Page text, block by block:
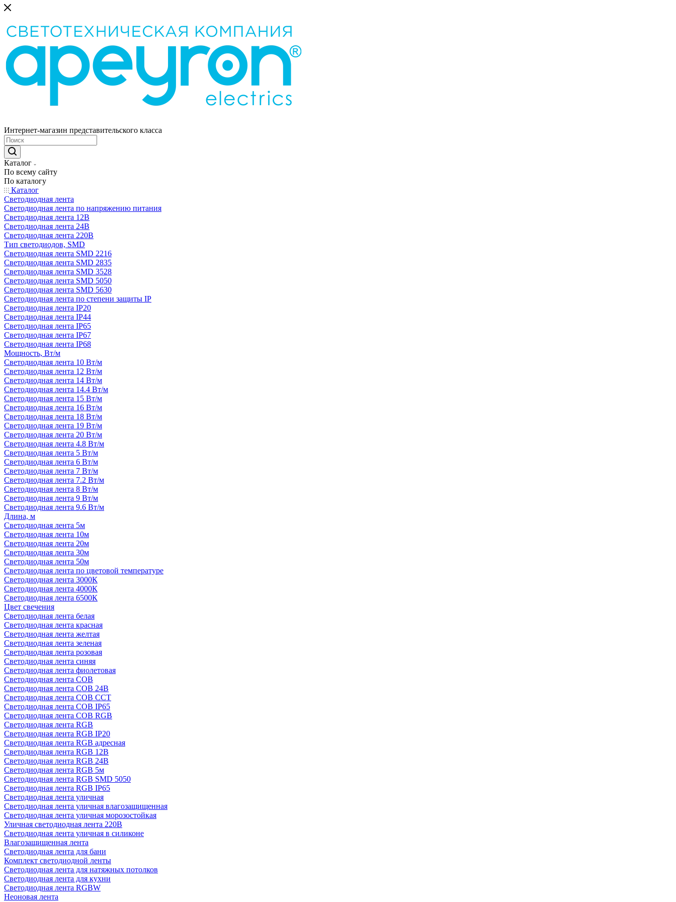
Интернет-магазин представительского класса
Каталог
По всему сайту
По каталогу
Каталог
Светодиодная лента
Светодиодная лента по напряжению питания
Светодиодная лента 12В
Светодиодная лента 24В
Светодиодная лента 220В
Тип светодиодов, SMD
Cветодиодная лента SMD 2216
Светодиодная лента SMD 2835
Светодиодная лента SMD 3528
Светодиодная лента SMD 5050
Светодиодная лента SMD 5630
Светодиодная лента по степени защиты IP
Светодиодная лента IP20
Светодиодная лента IP44
Светодиодная лента IP65
Светодиодная лента IP67
Светодиодная лента IP68
Мощность, Вт/м
Светодиодная лента 10 Вт/м
Светодиодная лента 12 Вт/м
Светодиодная лента 14 Вт/м
Светодиодная лента 14.4 Вт/м
Светодиодная лента 15 Вт/м
Светодиодная лента 16 Вт/м
Светодиодная лента 18 Вт/м
Светодиодная лента 19 Вт/м
Светодиодная лента 20 Вт/м
Светодиодная лента 4.8 Вт/м
Светодиодная лента 5 Вт/м
Светодиодная лента 6 Вт/м
Светодиодная лента 7 Вт/м
Светодиодная лента 7.2 Вт/м
Светодиодная лента 8 Вт/м
Светодиодная лента 9 Вт/м
Светодиодная лента 9.6 Вт/м
Длина, м
Светодиодная лента 5м
Светодиодная лента 10м
Светодиодная лента 20м
Светодиодная лента 30м
Светодиодная лента 50м
Светодиодная лента по цветовой температуре
Светодиодная лента 3000К
Светодиодная лента 4000К
Светодиодная лента 6500К
Цвет свечения
Светодиодная лента белая
Светодиодная лента красная
Светодиодная лента желтая
Светодиодная лента зеленая
Светодиодная лента розовая
Светодиодная лента синяя
Светодиодная лента фиолетовая
Светодиодная лента COB
Светодиодная лента COB 24В
Светодиодная лента COB CCT
Светодиодная лента COB IP65
Светодиодная лента COB RGB
Светодиодная лента RGB
Светодиодная лента RGB IP20
Светодиодная лента RGB адресная
Светодиодная лента RGB 12В
Светодиодная лента RGB 24В
Светодиодная лента RGB 5м
Светодиодная лента RGB SMD 5050
Светодиодная лента RGB IP65
Светодиодная лента уличная
Светодиодная лента уличная влагозащищенная
Светодиодная лента уличная морозостойкая
Уличная светодиодная лента 220В
Светодиодная лента уличная в силиконе
Влагозащищенная лента
Светодиодная лента для бани
Комплект светодиодной ленты
Светодиодная лента для натяжных потолков
Светодиодная лента для кухни
Светодиодная лента RGBW
Неоновая лента